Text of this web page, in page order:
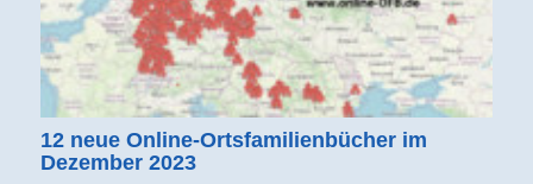
12 neue Online-Ortsfamilienbücher im
Dezember 2023